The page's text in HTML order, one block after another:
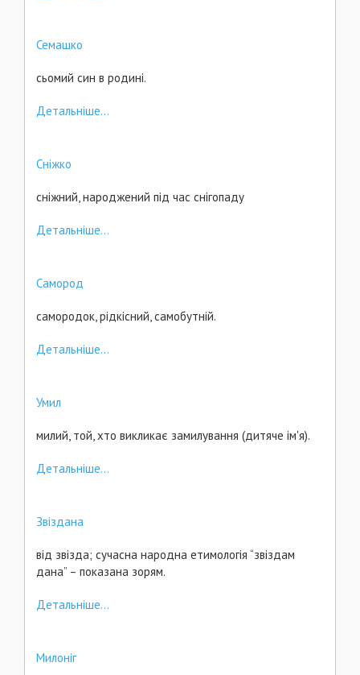
Семашко
сьомий син в родині.
Детальніше...
Сніжко
сніжний, народжений під час снігопаду
Детальніше...
Самород
самородок, рідкісний, самобутній.
Детальніше...
Умил
милий, той, хто викликає замилування (дитяче ім'я).
Детальніше...
Звіздана
від звізда; сучасна народна етимологія “звіздам
дана” – показана зорям.
Детальніше...
Милоніг